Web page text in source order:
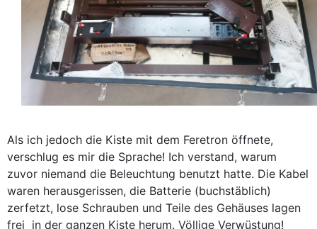
Als ich jedoch die Kiste mit dem Feretron öffnete,
verschlug es mir die Sprache! Ich verstand, warum
zuvor niemand die Beleuchtung benutzt hatte. Die Kabel
waren herausgerissen, die Batterie (buchstäblich)
zerfetzt, lose Schrauben und Teile des Gehäuses lagen
frei in der ganzen Kiste herum. Völlige Verwüstung!